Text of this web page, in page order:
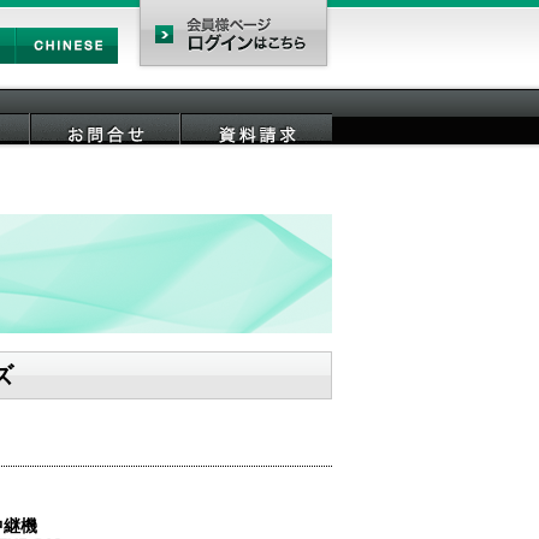
Chinese
会員様ページ
機